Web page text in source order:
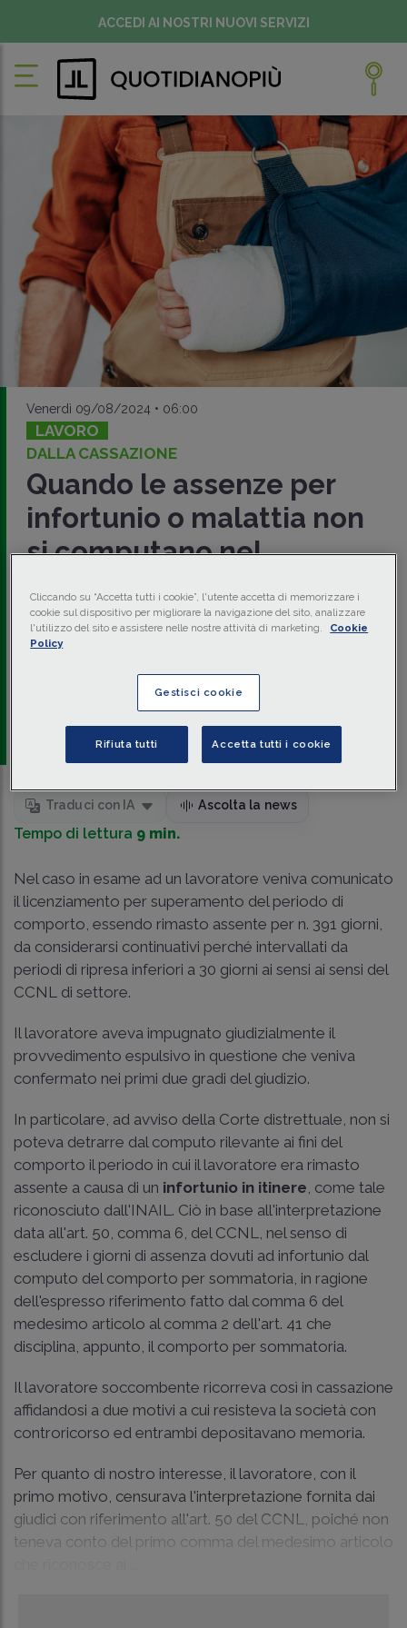
ACCEDI AI NOSTRI NUOVI SERVIZI
Venerdì 09/08/2024 • 06:00
LAVORO
DALLA CASSAZIONE
Quando le assenze per
infortunio o malattia non
si computano nel
comporto
Leassenze del lavoratoredovute ainfortunio o a
malattia professionalenon sono computabili nel
periodo di comporto se sono causati dalla
ordinanza 30 luglio 2024 n. 21242
Elena Cannone-Avvocato
Traduci con IA Ascolta la news
Tempo di lettura 9 min.
Nel caso in esame ad un lavoratore veniva comunicato
il licenziamento per superamento del periodo di
comporto, essendo rimasto assente per n. 391 giorni,
da considerarsi continuativi perché intervallati da
periodi di ripresa inferiori a 30 giorni ai sensi ai sensi del
CCNL di settore.
Il lavoratore aveva impugnato giudizialmente il
provvedimento espulsivo in questione che veniva
confermato nei primi due gradi del giudizio.
In particolare, ad avviso della Corte distrettuale, non si
poteva detrarre dal computo rilevante ai fini del
comporto il periodo in cui il lavoratore era rimasto
assente a causa di un infortunio in itinere, come tale
riconosciuto dall'INAIL. Ciò in base all'interpretazione
data all'art. 50, comma 6, del CCNL, nel senso di
escludere i giorni di assenza dovuti ad infortunio dal
computo del comporto per sommatoria, in ragione
dell'espresso riferimento fatto dal comma 6 del
medesimo articolo al comma 2 dell'art. 41 che
disciplina, appunto, il comporto per sommatoria.
Il lavoratore soccombente ricorreva così in cassazione
affidandosi a due motivi a cui resisteva la società con
controricorso ed entrambi depositavano memoria.
Per quanto di nostro interesse, il lavoratore, con il
primo motivo, censurava l'interpretazione fornita dai
giudici con riferimento all'art. 50 del CCNL, poiché non
teneva conto del primo comma del medesimo articolo
Cliccando su “Accetta tutti i cookie”, l'utente accetta di memorizzare i
cookie sul dispositivo per migliorare la navigazione del sito, analizzare
l'utilizzo del sito e assistere nelle nostre attività di marketing.
Cookie
Policy
Gestisci cookie
Rifiuta tutti Accetta tutti i cookie